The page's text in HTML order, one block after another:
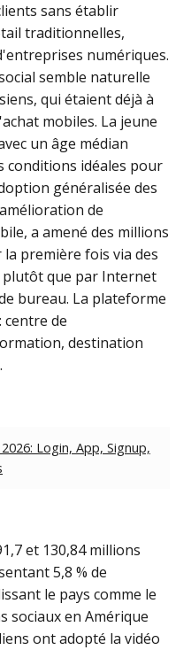
sans établir
traditionnelles,
numériques.
semble naturelle
qui étaient déjà à
mobiles. La jeune
un âge médian
conditions idéales pour
généralisée des
de
a amené des millions
première fois via des
que par Internet
bureau. La plateforme
de
destination
Login, App, Signup,
et 130,84 millions
5,8 % de
le pays comme le
sociaux en Amérique
ont adopté la vidéo